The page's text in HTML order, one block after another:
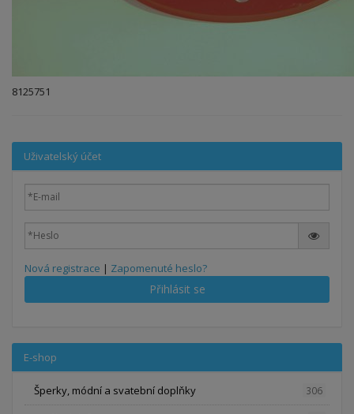
8125751
Uživatelský účet
Nová registrace | Zapomenuté heslo?
Přihlásit se
E-shop
Šperky, módní a svatební doplňky 306